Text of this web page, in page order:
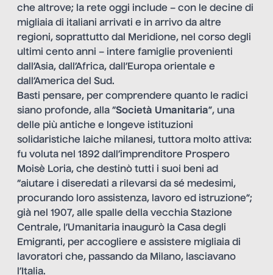
che altrove; la rete oggi include – con le decine di
migliaia di italiani arrivati e in arrivo da altre
regioni, soprattutto dal Meridione, nel corso degli
ultimi cento anni – intere famiglie provenienti
dall’Asia, dall’Africa, dall’Europa orientale e
dall’America del Sud.
Basti pensare, per comprendere quanto le radici
siano profonde, alla “Società Umanitaria”, una
delle più antiche e longeve istituzioni
solidaristiche laiche milanesi, tuttora molto attiva:
fu voluta nel 1892 dall’imprenditore Prospero
Moisè Loria, che destinò tutti i suoi beni ad
“aiutare i diseredati a rilevarsi da sé medesimi,
procurando loro assistenza, lavoro ed istruzione”;
già nel 1907, alle spalle della vecchia Stazione
Centrale, l’Umanitaria inaugurò la Casa degli
Emigranti, per accogliere e assistere migliaia di
lavoratori che, passando da Milano, lasciavano
l’Italia.